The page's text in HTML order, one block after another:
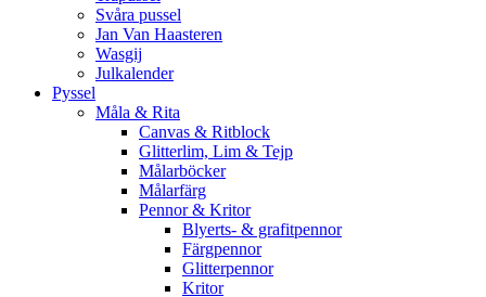
Svåra pussel
Jan Van Haasteren
Wasgij
Julkalender
Pyssel
Måla & Rita
Canvas & Ritblock
Glitterlim, Lim & Tejp
Målarböcker
Målarfärg
Pennor & Kritor
Blyerts- & grafitpennor
Färgpennor
Glitterpennor
Kritor